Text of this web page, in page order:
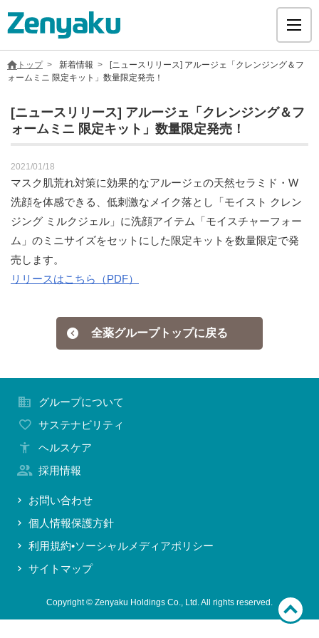
グループについて
サステナビリティ
ヘルスケア
採用情報
お問い合わせ
トップ 新着情報
[ニュースリリース] アルージェ「クレンジング＆フ
ォームミニ 限定キット」数量限定発売！
[ニュースリリース] アルージェ「クレンジング＆フ
ォームミニ 限定キット」数量限定発売！
2021/01/18
マスク肌荒れ対策に効果的なアルージェの天然セラミド・W
洗顔を体感できる、低刺激なメイク落とし「モイスト クレン
ジング ミルクジェル」に洗顔アイテム「モイスチャーフォー
ム」のミニサイズをセットにした限定キットを数量限定で発
売します。
リリースはこちら（PDF）
全薬グループトップに戻る
グループについて
サステナビリティ
ヘルスケア
採用情報
お問い合わせ
個人情報保護方針
利用規約•ソーシャルメディアポリシー
サイトマップ
Copyright © Zenyaku Holdings Co., Ltd. All rights reserved.